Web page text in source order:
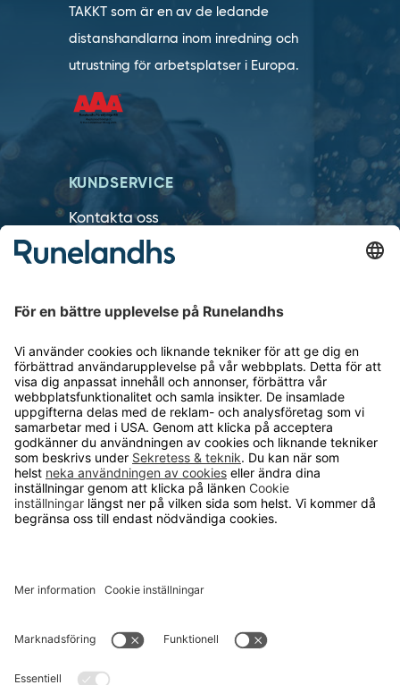
TAKKT som är en av de ledande
distanshandlarna inom inredning och
utrustning för arbetsplatser i Europa.
KUNDSERVICE
Kontakta oss
Så funkar det
Om cookies
Personuppgiftshantering
Cookie inställningar
OM RUNELANDHS
Om Runelandhs
Kvalitets- och miljöpolicy
Läsvärt